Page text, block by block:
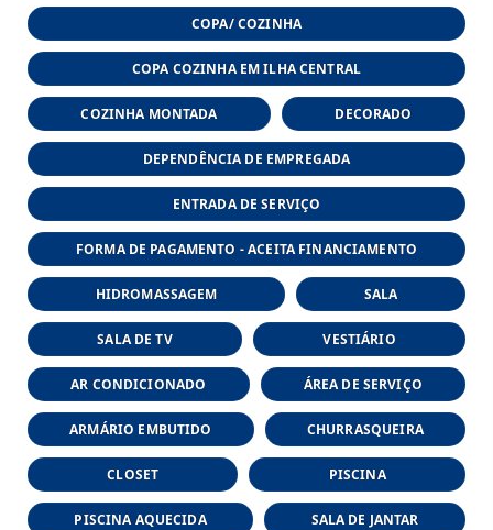
COPA/ COZINHA
COPA COZINHA EM ILHA CENTRAL
COZINHA MONTADA DECORADO
DEPENDÊNCIA DE EMPREGADA
ENTRADA DE SERVIÇO
FORMA DE PAGAMENTO - ACEITA FINANCIAMENTO
HIDROMASSAGEM SALA
SALA DE TV VESTIÁRIO
AR CONDICIONADO ÁREA DE SERVIÇO
ARMÁRIO EMBUTIDO CHURRASQUEIRA
CLOSET PISCINA
PISCINA AQUECIDA SALA DE JANTAR